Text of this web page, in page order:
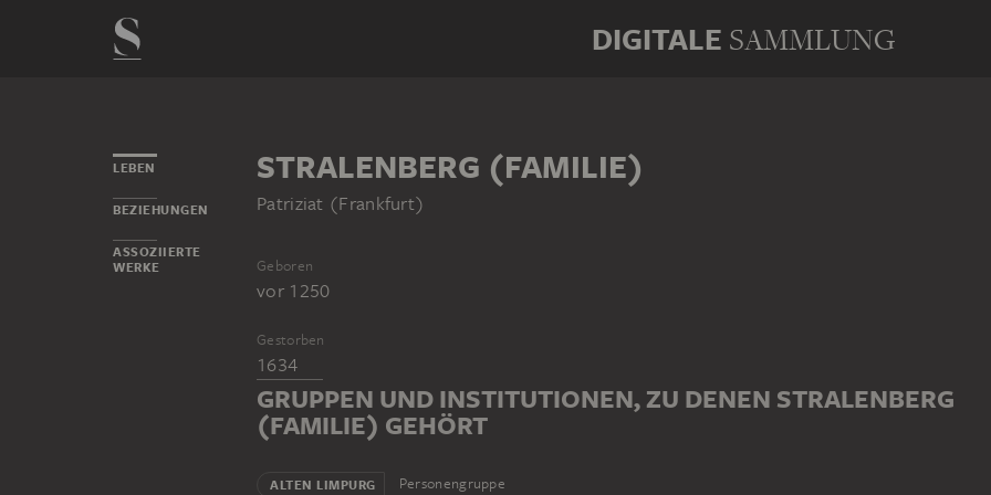
DIGITALE SAMMLUNG
LEBEN
BEZIEHUNGEN
ASSOZIIERTE
WERKE
STRALENBERG (FAMILIE)
Patriziat (Frankfurt)
Geboren
vor 1250
Gestorben
1634
GRUPPEN UND INSTITUTIONEN, ZU DENEN STRALENBERG
(FAMILIE) GEHÖRT
ALTEN LIMPURG Personengruppe